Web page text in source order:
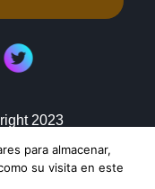
2023
de Cookies
para almacenar,
su visita en este